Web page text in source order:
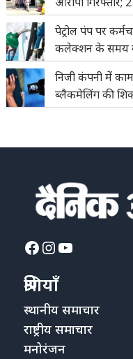
पेट्रोल पंप पर
कलेक्शन के समय
निजी कंपनी में
ब्लैकमेलिंग की
Facebook
Instagram
YouTube
श्रेणियाँ
स्थानीय समाचार
राष्ट्रीय समाचार
मनोरंजन